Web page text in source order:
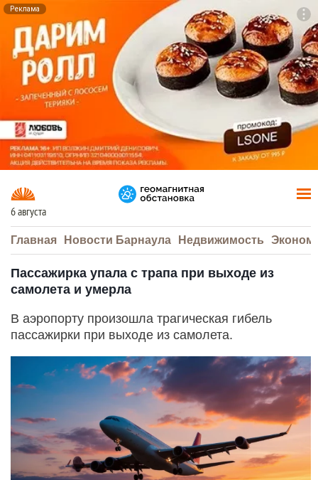
Реклама
6 августа
Главная Новости Барнаула Недвижимость
Пассажирка упала с трапа при выходе из
самолета и умерла
В аэропорту произошла трагическая гибель
пассажирки при выходе из самолета.